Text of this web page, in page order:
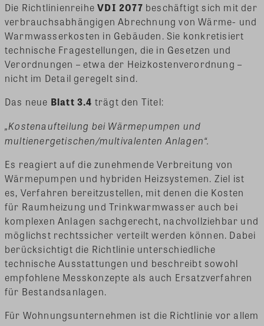
Die RichtlinienreiheVDI 2077 beschäftigt sich mit der
verbrauchsabhängigen Abrechnung von Wärme- und
Warmwasserkosten in Gebäuden. Sie konkretisiert
technische Fragestellungen, die in Gesetzen und
Verordnungen – etwa der Heizkostenverordnung –
nicht im Detail geregelt sind.
Das neue Blatt 3.4 trägt den Titel:
„Kostenaufteilung bei Wärmepumpen und
multienergetischen/multivalenten Anlagen“.
Es reagiert auf die zunehmende Verbreitung von
Wärmepumpen und hybriden Heizsystemen. Ziel ist
es, Verfahren bereitzustellen, mit denen die Kosten
für Raumheizung und Trinkwarmwasser auch bei
komplexen Anlagen sachgerecht, nachvollziehbar und
möglichst rechtssicher verteilt werden können. Dabei
berücksichtigt die Richtlinie unterschiedliche
technische Ausstattungen und beschreibt sowohl
empfohlene Messkonzepte als auch Ersatzverfahren
für Bestandsanlagen.
Für Wohnungsunternehmen ist die Richtlinie vor allem